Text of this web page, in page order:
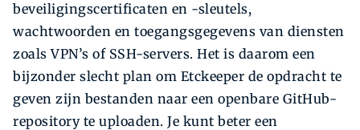
beveiligingscertificaten en -sleutels,
wachtwoorden en toegangsgegevens van diensten
zoals VPN’s of SSH-servers. Het is daarom een
bijzonder slecht plan om Etckeeper de opdracht te
geven zijn bestanden naar een openbare GitHub-
repository te uploaden. Je kunt beter een